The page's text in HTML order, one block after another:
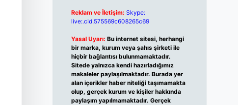
Reklam ve İletişim: Skype:
live:.cid.575569c608265c69
Yasal Uyarı: Bu internet sitesi, herhangi
bir marka, kurum veya şahıs şirketi ile
hiçbir bağlantısı bulunmamaktadır.
Sitede yalnızca kendi hazırladığımız
makaleler paylaşılmaktadır. Burada yer
alan içerikler haber niteliği taşımamakta
olup, gerçek kurum ve kişiler hakkında
paylaşım yapılmamaktadır. Gerçek